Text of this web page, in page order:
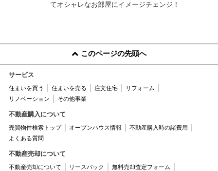
てオシャレなお部屋にイメージチェンジ！
このページの先頭へ
サービス
住まいを買う 住まいを売る 注文住宅
リフォーム
リノベーション
その他事業
不動産購入について
売買物件検索トップ オープンハウス情報
不動産購入時の諸費用
よくある質問
不動産売却について
不動産売却について リースバック
無料売却査定フォーム